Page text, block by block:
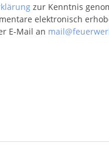
zur Kenntnis
elektronisch
E-Mail an